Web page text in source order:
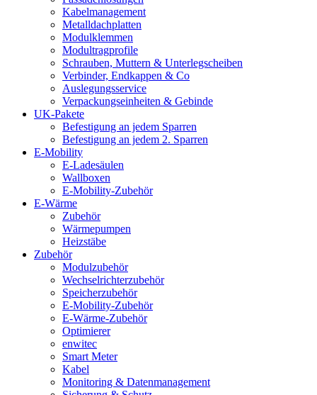
Kabelmanagement
Metalldachplatten
Modulklemmen
Modultragprofile
Schrauben, Muttern & Unterlegscheiben
Verbinder, Endkappen & Co
Auslegungsservice
Verpackungseinheiten & Gebinde
UK-Pakete
Befestigung an jedem Sparren
Befestigung an jedem 2. Sparren
E-Mobility
E-Ladesäulen
Wallboxen
E-Mobility-Zubehör
E-Wärme
Zubehör
Wärmepumpen
Heizstäbe
Zubehör
Modulzubehör
Wechselrichterzubehör
Speicherzubehör
E-Mobility-Zubehör
E-Wärme-Zubehör
Optimierer
enwitec
Smart Meter
Kabel
Monitoring & Datenmanagement